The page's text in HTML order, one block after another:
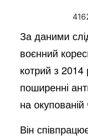
За даними
воєнний
котрий з 2014
поширенні
на
Він